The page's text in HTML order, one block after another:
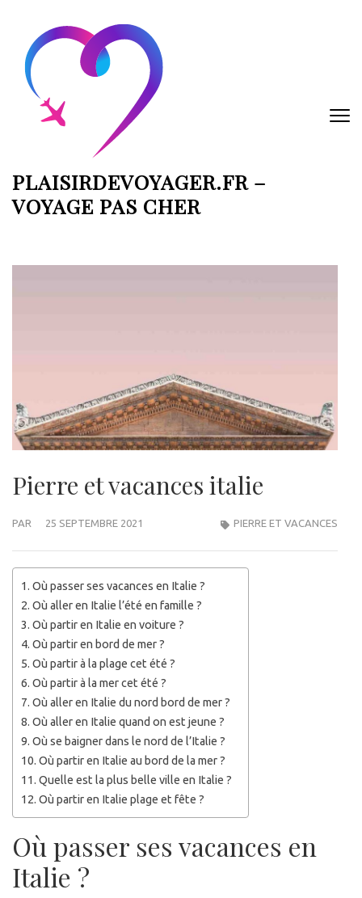
contenu
(Pressez
Entrée)
PLAISIRDEVOYAGER.FR –
VOYAGE PAS CHER
Pierre et vacances italie
PAR 25 SEPTEMBRE 2021 PIERRE ET VACANCES
Où passer ses vacances en Italie ?
Où aller en Italie l’été en famille ?
Où partir en Italie en voiture ?
Où partir en bord de mer ?
Où partir à la plage cet été ?
Où partir à la mer cet été ?
Où aller en Italie du nord bord de mer ?
Où aller en Italie quand on est jeune ?
Où se baigner dans le nord de l’Italie ?
Où partir en Italie au bord de la mer ?
Quelle est la plus belle ville en Italie ?
Où partir en Italie plage et fête ?
Où passer ses vacances en
Italie ?